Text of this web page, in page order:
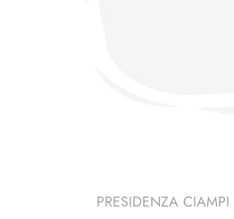
PRESIDENZA